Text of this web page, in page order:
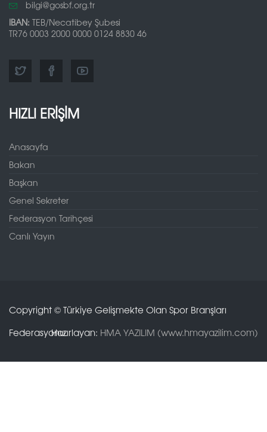
bilgi@gosbf.org.tr
IBAN: TEB/Necatibey Şubesi
TR76 0003 2000 0000 0124 8830 46
HIZLI ERİŞİM
Anasayfa
Bakan
Başkan
Genel Sekreter
Federasyon Tarihçesi
Canlı Yayın
Copyright © Türkiye Gelişmekte Olan Spor Branşları
Federasyonu.Hazırlayan: HMA YAZILIM (www.hmayazilim.com)